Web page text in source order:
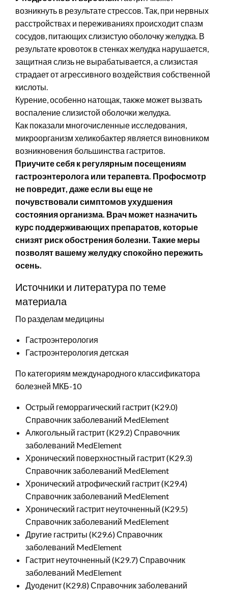
возникнуть в результате стрессов. Так, при нервных
расстройствах и переживаниях происходит спазм
сосудов, питающих слизистую оболочку желудка. В
результате кровоток в стенках желудка нарушается,
защитная слизь не вырабатывается, а слизистая
страдает от агрессивного воздействия собственной
кислоты.
Курение, особенно натощак, также может вызвать
воспаление слизистой оболочки желудка.
Как показали многочисленные исследования,
микроорганизм хеликобактер является виновником
возникновения большинства гастритов.
Приучите себя к регулярным посещениям
гастроэнтеролога или терапевта. Профосмотр
не повредит, даже если вы еще не
почувствовали симптомов ухудшения
состояния организма. Врач может назначить
курс поддерживающих препаратов, которые
снизят риск обострения болезни. Такие меры
позволят вашему желудку спокойно пережить
осень.
Источники и литература по теме
материала
По разделам медицины
Гастроэнтерология
Гастроэнтерология детская
По категориям международного классификатора
болезней МКБ-10
Острый геморрагический гастрит (K29.0)
Справочник заболеваний MedElement
Алкогольный гастрит (K29.2) Справочник
заболеваний MedElement
Хронический поверхностный гастрит (K29.3)
Справочник заболеваний MedElement
Хронический атрофический гастрит (K29.4)
Справочник заболеваний MedElement
Хронический гастрит неуточненный (K29.5)
Справочник заболеваний MedElement
Другие гастриты (K29.6) Справочник
заболеваний MedElement
Гастрит неуточненный (K29.7) Справочник
заболеваний MedElement
Дуоденит (K29.8) Справочник заболеваний